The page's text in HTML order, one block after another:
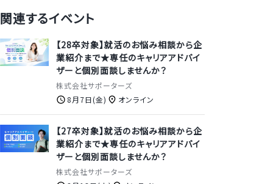
関連するイベント
【28卒対象】就活のお悩み相談から企
業紹介まで★専任のキャリアアドバイ
ザーと個別面談しませんか？
株式会社サポーターズ
8月7日(金)
オンライン
【27卒対象】就活のお悩み相談から企
業紹介まで★専任のキャリアアドバイ
ザーと個別面談しませんか？
株式会社サポーターズ